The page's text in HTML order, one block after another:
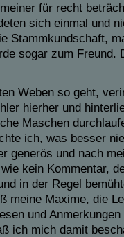
für recht
sich einmal und
Stammkundschaft,
sogar zum Freund.
Weben so geht,
hierher und
Maschen durch
ich, was besser
generös und nach
kein Kommentar,
in der Regel
meine Maxime, die
und
ich mich damit